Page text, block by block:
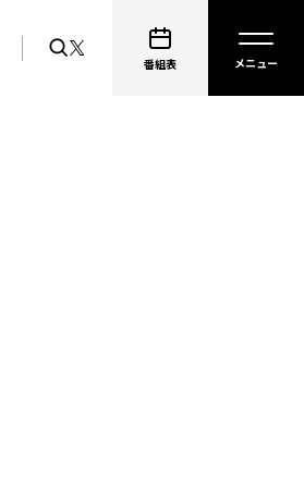
番組表